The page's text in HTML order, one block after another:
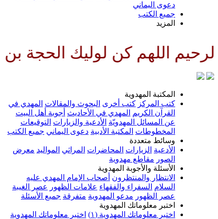
دعوى اليماني
جميع الكتب
المزيد
اللهم كن لوليك الحجة بن
المكتبة المهدوية
كتب المركز كتب أخرى البحوث والمقالات المهدي في
القرآن الكريم
المهدي في الأحاديث أجوبة أهل البيت
عن المسائل المهدويّة الأدعية والزيارات التوقيعات
المخطوطات المكتبة الأدبية دعوى اليماني جميع الكتب
وسائط متعددة
الأدعية الزيارات المحاضرات المراثي المواليد معرض
الصور مقاطع مهدوية
الأسئلة والأجوبة المهدوية
الانتظار والمنتظرون أصحاب الإمام المهدي عليه
السلام السفراء والفقهاء علامات الظهور
عصر الغيبة
عصر الظهور مدعو المهدوية متفرقة جميع الأسئلة
اختبر معلوماتك المهدوية
اختبر معلوماتك المهدوية (١)
اختبر معلوماتك المهدوية